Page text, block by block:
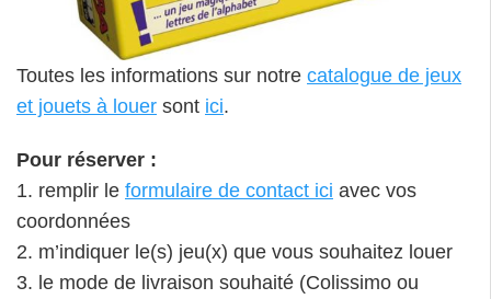
Toutes les informations sur notre catalogue de jeux
et jouets à louer sont ici.
Pour réserver :
1. remplir le formulaire de contact ici avec vos
coordonnées
2. m’indiquer le(s) jeu(x) que vous souhaitez louer
3. le mode de livraison souhaité (Colissimo ou